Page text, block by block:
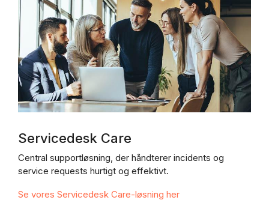
Servicedesk Care
Central supportløsning, der håndterer incidents og
service requests hurtigt og effektivt.
Se vores Servicedesk Care-løsning her